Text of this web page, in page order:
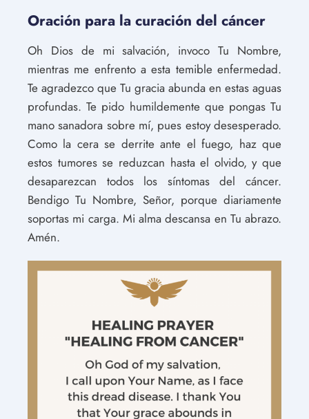
Oración para la curación del cáncer
Oh Dios de mi salvación, invoco Tu Nombre,
mientras me enfrento a esta temible enfermedad.
Te agradezco que Tu gracia abunda en estas aguas
profundas. Te pido humildemente que pongas Tu
mano sanadora sobre mí, pues estoy desesperado.
Como la cera se derrite ante el fuego, haz que
estos tumores se reduzcan hasta el olvido, y que
desaparezcan todos los síntomas del cáncer.
Bendigo Tu Nombre, Señor, porque diariamente
soportas mi carga. Mi alma descansa en Tu abrazo.
Amén.